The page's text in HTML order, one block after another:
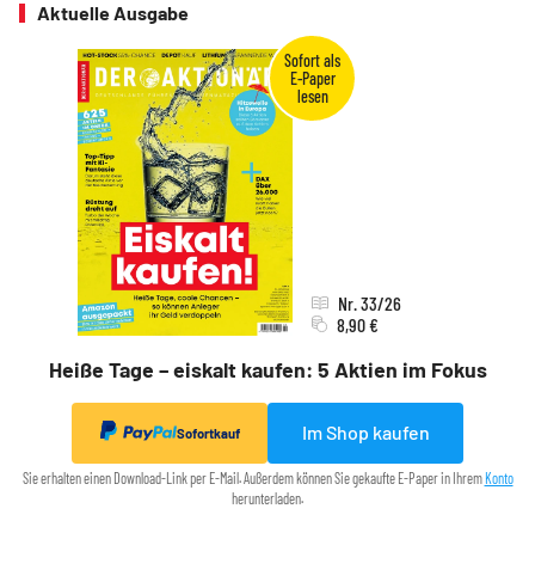
Aktuelle Ausgabe
Heiße Tage – eiskalt kaufen: 5 Aktien im Fokus
Nr. 33/26
8,90 €
Sofortkauf Im Shop kaufen
Sie erhalten einen Download-Link per E-Mail. Außerdem können Sie gekaufte E-Paper in IhremKonto
herunterladen.